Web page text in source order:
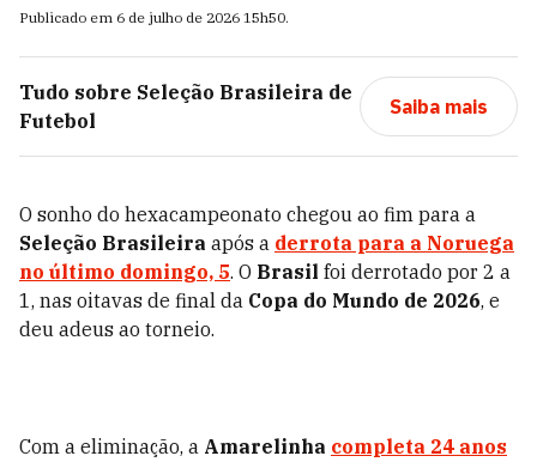
Publicado em 6 de julho de 2026 15h50.
Tudo sobre Seleção Brasileira de
Futebol
Saiba mais
O sonho do hexacampeonato chegou ao fim para a
Seleção Brasileira após a derrota para a Noruega
no último domingo, 5. O Brasil foi derrotado por 2 a
1, nas oitavas de final da Copa do Mundo de 2026, e
deu adeus ao torneio.
Com a eliminação, a Amarelinha completa 24 anos